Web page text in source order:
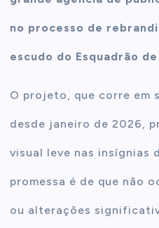
no processo de
escudo do Esquadrão
O projeto, que corre em
desde janeiro de 2026,
visual leve nas insígnias
promessa é de que não
ou alterações